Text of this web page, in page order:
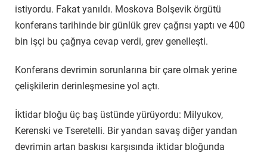
istiyordu. Fakat yanıldı. Moskova Bolşevik örgütü
konferans tarihinde bir günlük grev çağrısı yaptı ve 400
bin işçi bu çağrıya cevap verdi, grev genelleşti.
Konferans devrimin sorunlarına bir çare olmak yerine
çelişkilerin derinleşmesine yol açtı.
İktidar bloğu üç baş üstünde yürüyordu: Milyukov,
Kerenski ve Tseretelli. Bir yandan savaş diğer yandan
devrimin artan baskısı karşısında iktidar bloğunda